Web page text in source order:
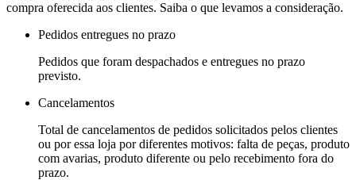
compra oferecida aos clientes. Saiba o que levamos a consideração.
Pedidos entregues no prazo
Pedidos que foram despachados e entregues no prazo
previsto.
Cancelamentos
Total de cancelamentos de pedidos solicitados pelos clientes
ou por essa loja por diferentes motivos: falta de peças, produto
com avarias, produto diferente ou pelo recebimento fora do
prazo.